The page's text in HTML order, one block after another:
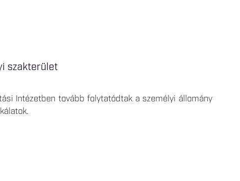
szakterület
Intézetben tovább folytatódtak a személyi állomány